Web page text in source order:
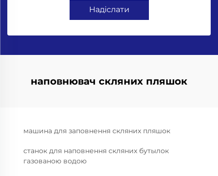
Надіслати
наповнювач скляних пляшок
машина для заповнення скляних пляшок
станок для наповнення скляних бутылок
газованою водою